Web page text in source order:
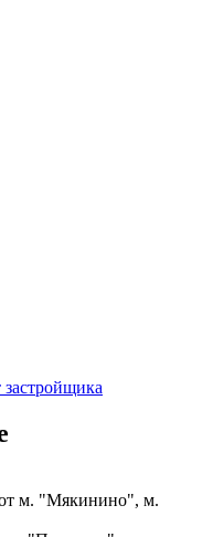
м. "Мякинино", м.